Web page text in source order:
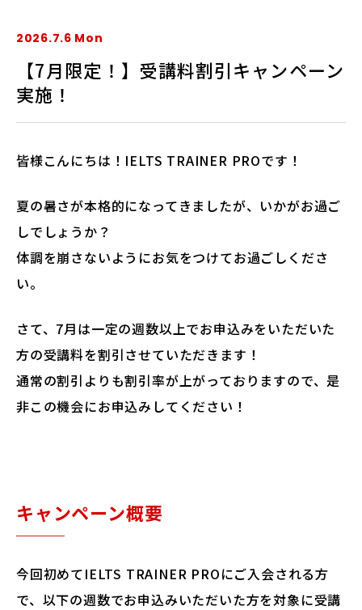
ブログ
運営会社
ログイン
2026.7.6 Mon
【7月限定！】受講料割引キャンペーン
実施！
皆様こんにちは！IELTS TRAINER PROです！
夏の暑さが本格的になってきましたが、いかがお過ご
しでしょうか？
体調を崩さないようにお気をつけてお過ごしくださ
い。
さて、7月は一定の週数以上でお申込みをいただいた
方の受講料を割引させていただきます！
通常の割引よりも割引率が上がっておりますので、是
非この機会にお申込みしてください！
キャンペーン概要
今回初めてIELTS TRAINER PROにご入会される方
で、以下の週数でお申込みいただいた方を対象に受講